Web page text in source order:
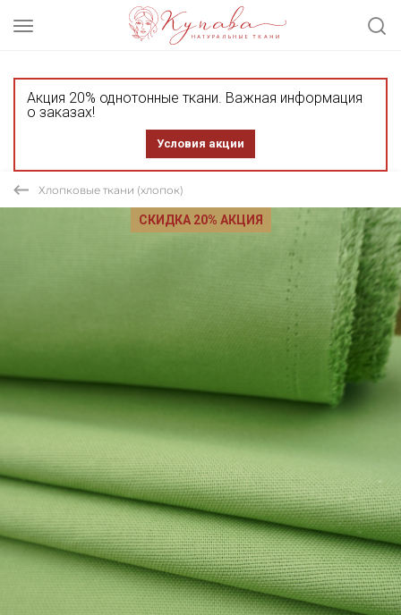
Акция 20% однотонные ткани. Важная информация
о заказах!
Условия акции
Хлопковые ткани (хлопок)
СКИДКА 20% АКЦИЯ